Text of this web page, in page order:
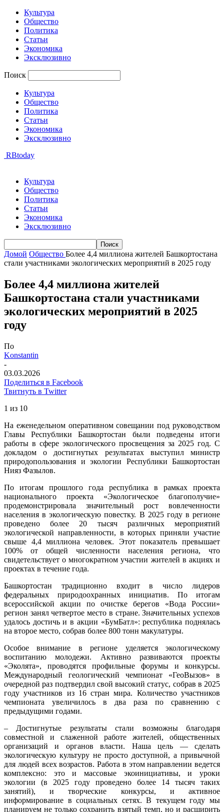
Культура
Общество
Политика
Статьи
Экономика
Эксклюзивно
Поиск
Культура
Общество
Политика
Статьи
Экономика
Эксклюзивно
RBtoday
Культура
Общество
Политика
Статьи
Экономика
Эксклюзивно
Домой Общество Более 4,4 миллиона жителей Башкортостана
стали участниками экологических мероприятий в 2025 году
Более 4,4 миллиона жителей
Башкортостана стали участниками
экологических мероприятий в 2025
году
По
Konstantin
-
03.03.2026
Поделиться в Facebook
Твитнуть в Twitter
1 из 10
На еженедельном оперативном совещании под руководством
Главы Республики Башкортостан были подведены итоги
работы в сфере экологического просвещения за 2025 год. С
докладом о достигнутых результатах выступил министр
природопользования и экологии Республики Башкортостан
Нияз Фазылов.
По итогам прошлого года республика в рамках проекта
национального проекта «Экологическое благополучие»
продемонстрировала значительный рост вовлеченности
населения в экологическую повестку. В 2025 году в регионе
проведено более 20 тысяч различных мероприятий
экологической направленности, в которых приняли участие
свыше 4,4 миллиона человек. Этот показатель превышает
100% от общей численности населения региона, что
свидетельствует о многократном участии жителей в акциях и
проектах в течение года.
Башкортостан традиционно входит в число лидеров
федеральных природоохранных инициатив. По итогам
всероссийской акции по очистке берегов «Вода России»
регион занял четвертое место в стране. Значительных успехов
удалось достичь и в акции «БумБатл»: республика поднялась
на второе место, собрав более 800 тонн макулатуры.
Особое внимание в регионе уделяется экологическому
воспитанию молодежи. Активно развиваются проекты
«Эколята», проводятся профильные форумы и конкурсы.
Международный геологический чемпионат «ГеоВызов» в
очередной раз подтвердил свой высокий статус, собрав в 2025
году участников из 16 стран мира. Количество участников
чемпионата увеличилось в два раза по сравнению с
предыдущими годами.
– Достигнутые результаты стали возможны благодаря
совместной и слаженной работе жителей, общественных
организаций и органов власти. Наша цель — сделать
экологическую культуру не просто доступной, а привычной
для людей всех возрастов. Работа в этом направлении ведется
комплексно: это и массовые экоинициативы, и уроки
экологии (в 2025 году проведено более 14 тысяч таких
занятий), и творческие конкурсы, и активное
информирование в социальных сетях. В текущем году мы
планируем не только сохранить взятый темп, но и расширить